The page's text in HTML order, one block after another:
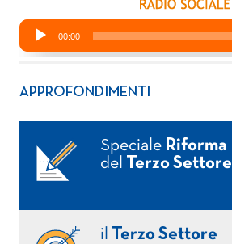
APPROFONDIMENTI
Speciale Riforma
del
Terzo Settore
il
Terzo Settore